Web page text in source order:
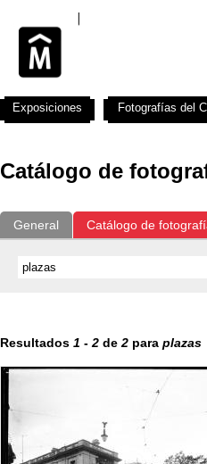
Catálogo de
General Catálogo de
Resultados 1 - 2 de 2 para plazas
Exposiciones Fotografías del